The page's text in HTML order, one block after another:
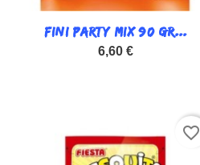
Vista rápida
FINI PARTY MIX 90 GR...
6,60 €
favorite_border